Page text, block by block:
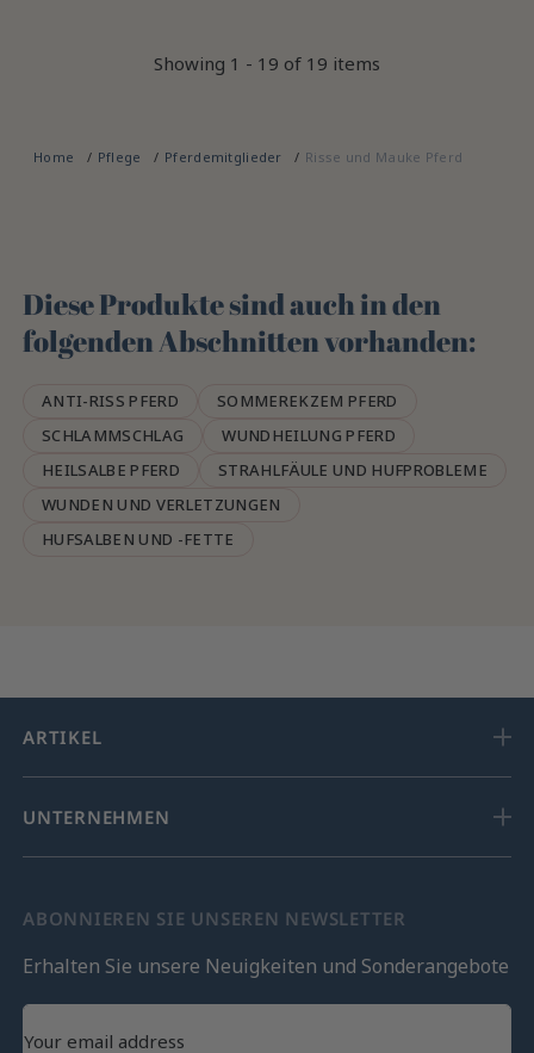
Showing 1 - 19 of 19 items
Home Pflege Pferdemitglieder Risse und Mauke Pferd
Diese Produkte sind auch in den
folgenden Abschnitten vorhanden:
ANTI-RISS PFERD
SOMMEREKZEM PFERD
SCHLAMMSCHLAG
WUNDHEILUNG PFERD
HEILSALBE PFERD
STRAHLFÄULE UND HUFPROBLEME
WUNDEN UND VERLETZUNGEN
HUFSALBEN UND -FETTE
ARTIKEL
UNTERNEHMEN
ABONNIEREN SIE UNSEREN NEWSLETTER
Erhalten Sie unsere Neuigkeiten und Sonderangebote